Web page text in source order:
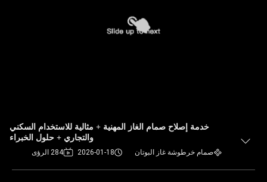
خدمة إصلاح صمام الغاز المهنية + مثالية للاستخدام السكني
والتجاري + حلول الخبراء
صمام خرطوشة غاز البوتان 2026-01-18 284 الرؤى